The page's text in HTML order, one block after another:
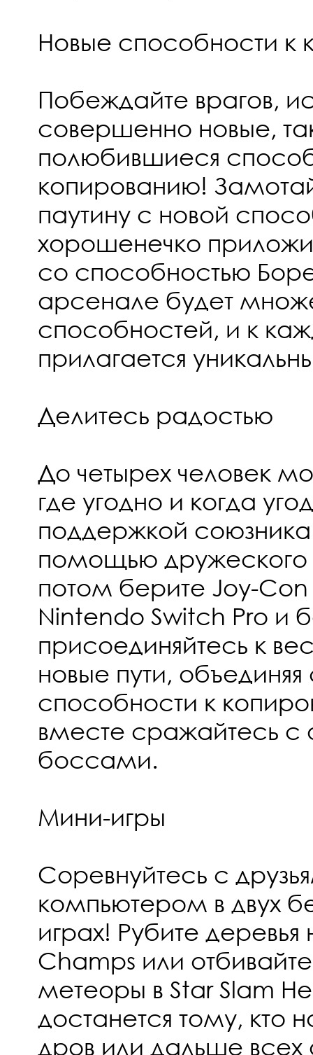
Новые способности к
Побеждайте врагов,
совершенно новые,
полюбившиеся
копированию!
паутину с новой
хорошенечко
со способностью
арсенале будет
способностей, и к
прилагается
Делитесь радостью
До четырех человек
где угодно и когда
поддержкой союзника
помощью дружеского
потом берите Joy-
Nintendo Switch Pro и
присоединяйтесь к
новые пути, объединяя
способности к
вместе сражайтесь
боссами.
Мини-игры
Соревнуйтесь с
компьютером в двух
играх! Рубите
Champs или
метеоры в Star Slam
достанется тому, кто
дров или дальше всех